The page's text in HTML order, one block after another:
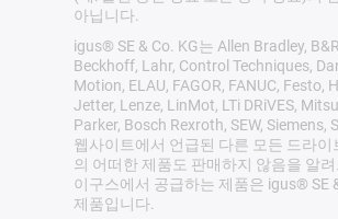
아닙니다.
igus® SE & Co. KG는 Allen Bradley,
Beckhoff, Lahr, Control Techniques,
Motion, ELAU, FAGOR, FANUC, Festo,
Jetter, Lenze, LinMot, LTi DRiVES,
Parker, Bosch Rexroth, SEW, Siemens,
웹사이트에서 언급된 다른 모든 드라이
의 어떠한 제품도 판매하지 않음을 알려
이구스에서 공급하는 제품은 igus® SE
제품입니다.